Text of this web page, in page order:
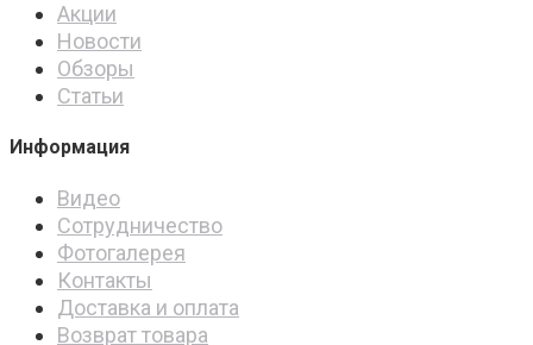
Акции
Новости
Обзоры
Статьи
Информация
Видео
Сотрудничество
Фотогалерея
Контакты
Доставка и оплата
Возврат товара